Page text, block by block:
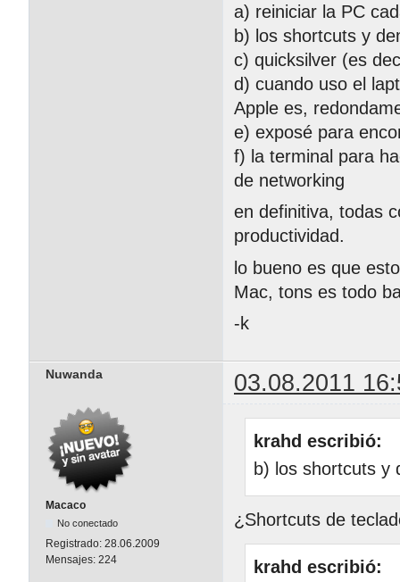
a) reiniciar la PC
b) los shortcuts y
c) quicksilver (es
d) cuando uso el
Apple es,
e) exposé para
f) la terminal para
de networking
en definitiva, todas
productividad.
lo bueno es que
Mac, tons es todo
-k
Nuwanda 03.08.2011
Macaco
No conectado
Registrado: 28.06.2009
Mensajes: 224
krahd escribió:
b) los shortcuts y
¿Shortcuts de
krahd escribió: